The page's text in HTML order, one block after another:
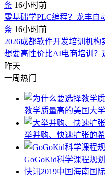
条 16小时前
零基础学PLC编程？龙丰自
条 16小时前
2026成都软件开发培训机构
想要高性价比AI电商培训
昨天
一周热门
教学质量高的美国大学
举并购、快速扩张的
GoGoKid科学课程规
快讯2019中国海南国